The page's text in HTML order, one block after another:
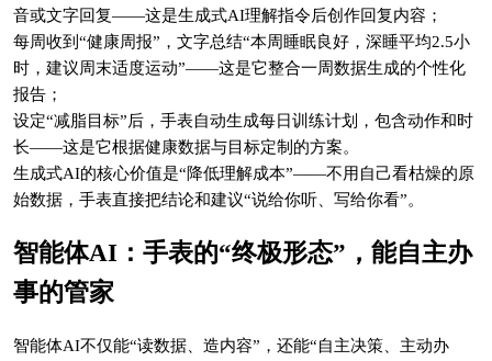
音或文字回复——这是生成式AI理解指令后创作回复内容；
每周收到“健康周报”，文字总结“本周睡眠良好，深睡平均2.5小
时，建议周末适度运动”——这是它整合一周数据生成的个性化
报告；
设定“减脂目标”后，手表自动生成每日训练计划，包含动作和时
长——这是它根据健康数据与目标定制的方案。
生成式AI的核心价值是“降低理解成本”——不用自己看枯燥的原
始数据，手表直接把结论和建议“说给你听、写给你看”。
智能体AI：手表的“终极形态”，能自主办
事的管家
智能体AI不仅能“读数据、造内容”，还能“自主决策、主动办